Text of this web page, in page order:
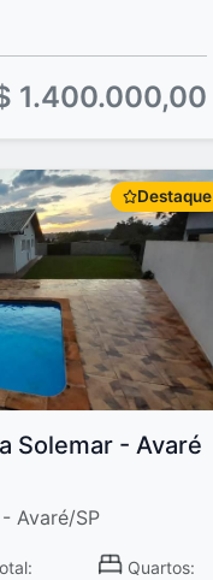
1.400.000,00
Destaque
Solemar - Avaré
Avaré/SP
Quartos: